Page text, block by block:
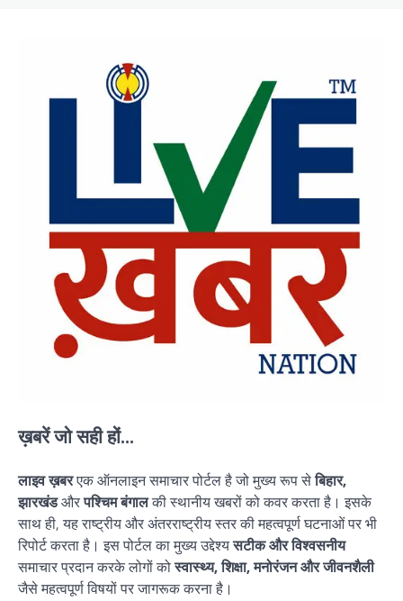
ख़बरें जो सही हों...
लाइव ख़बरएक ऑनलाइन समाचार पोर्टल है जो मुख्य रूप सेबिहार,
झारखंडऔरपश्चिम बंगालकी स्थानीय खबरों को कवर करता है। इसके
साथ ही, यह राष्ट्रीय और अंतरराष्ट्रीय स्तर की महत्वपूर्ण घटनाओं पर भी
रिपोर्ट करता है। इस पोर्टल का मुख्य उद्देश्यसटीक और विश्वसनीय
समाचार प्रदान करके लोगों कोस्वास्थ्य, शिक्षा, मनोरंजन और जीवनशैली
जैसे महत्वपूर्ण विषयों पर जागरूक करना है।